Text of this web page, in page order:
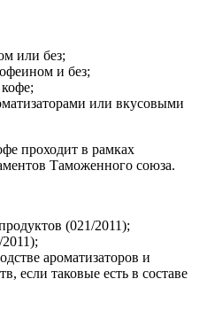
или без;
и без;
или вкусовыми
проходит в рамках
Таможенного союза.
(021/2011);
ароматизаторов и
если таковые есть в составе